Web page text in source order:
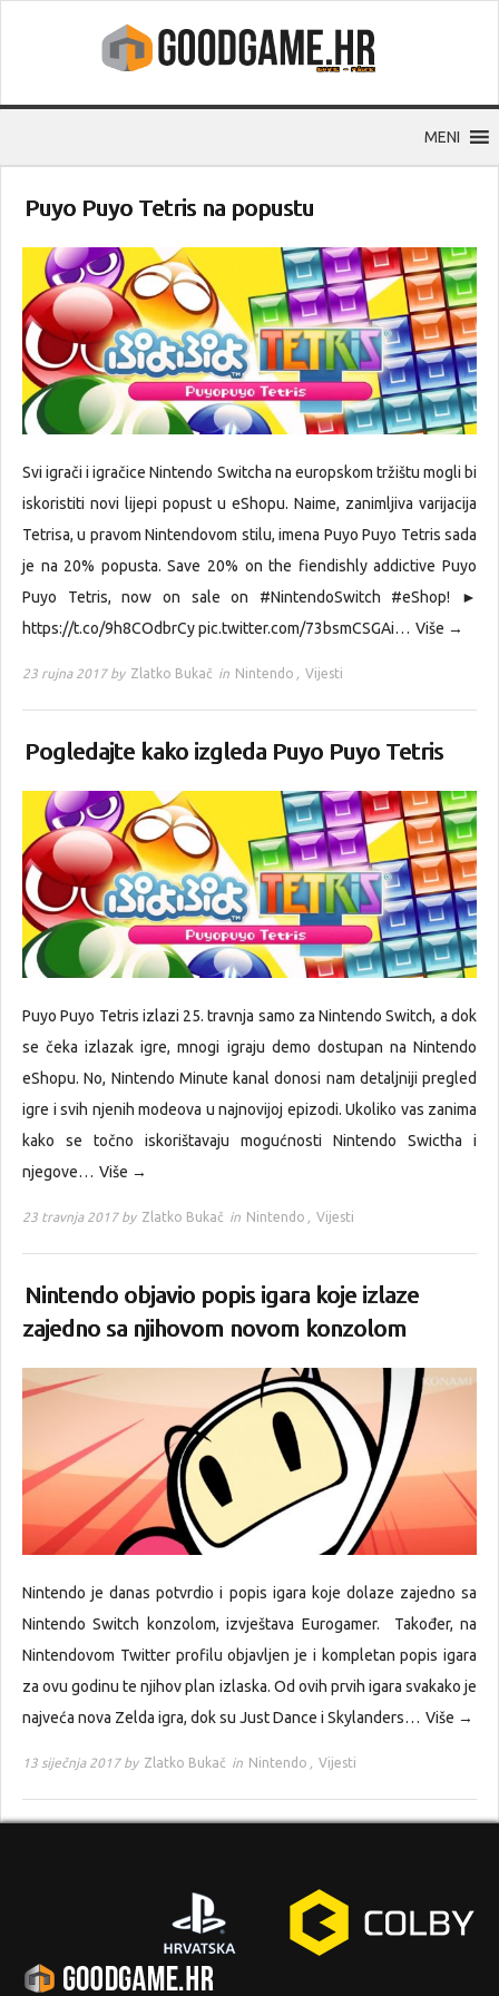
MENI
Puyo Puyo Tetris na popustu
Svi igrači i igračice Nintendo Switcha na europskom tržištu mogli bi
iskoristiti novi lijepi popust u eShopu. Naime, zanimljiva varijacija
Tetrisa, u pravom Nintendovom stilu, imena Puyo Puyo Tetris sada
je na 20% popusta. Save 20% on the fiendishly addictive Puyo
Puyo Tetris, now on sale on #NintendoSwitch #eShop! ►
https://t.co/9h8COdbrCy pic.twitter.com/73bsmCSGAi… Više →
23 rujna 2017 by Zlatko Bukač in Nintendo , Vijesti
Pogledajte kako izgleda Puyo Puyo Tetris
Puyo Puyo Tetris izlazi 25. travnja samo za Nintendo Switch, a dok
se čeka izlazak igre, mnogi igraju demo dostupan na Nintendo
eShopu. No, Nintendo Minute kanal donosi nam detaljniji pregled
igre i svih njenih modeova u najnovijoj epizodi. Ukoliko vas zanima
kako se točno iskorištavaju mogućnosti Nintendo Swictha i
njegove… Više →
23 travnja 2017 by Zlatko Bukač in Nintendo , Vijesti
Nintendo objavio popis igara koje izlaze
zajedno sa njihovom novom konzolom
Nintendo je danas potvrdio i popis igara koje dolaze zajedno sa
Nintendo Switch konzolom, izvještava Eurogamer. Također, na
Nintendovom Twitter profilu objavljen je i kompletan popis igara
za ovu godinu te njihov plan izlaska. Od ovih prvih igara svakako je
najveća nova Zelda igra, dok su Just Dance i Skylanders… Više →
13 siječnja 2017 by Zlatko Bukač in Nintendo , Vijesti